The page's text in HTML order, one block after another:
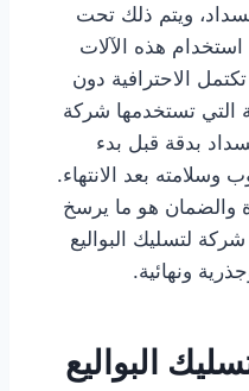
ويتم ذلك تحت
هذه الآلات
الاحترافية دون
التي تستخدمها شركة
بدقة قبل بدء
وسلامته بعد الانتهاء.
والضمان هو ما يرسخ
لتسليك البواليع
ونهائية.
البواليع